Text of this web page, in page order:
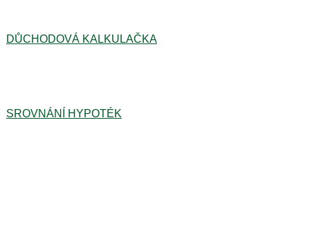
DŮCHODOVÁ KALKULAČKA
SROVNÁNÍ HYPOTÉK